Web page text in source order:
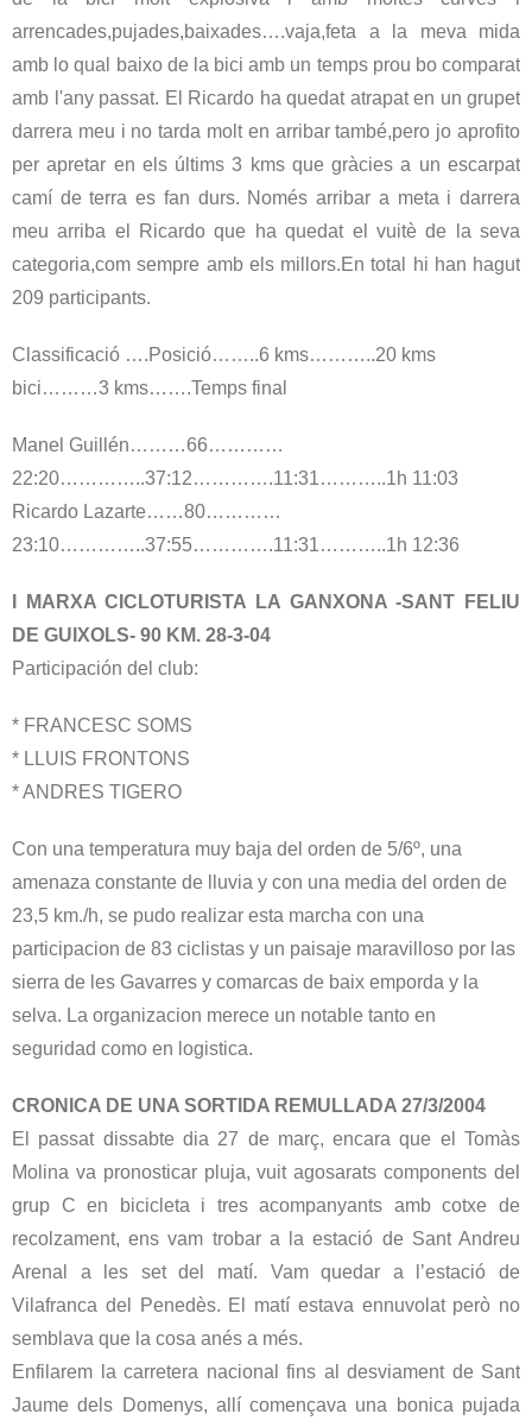
arrencades,pujades,baixades….vaja,feta a la meva mida
amb lo qual baixo de la bici amb un temps prou bo comparat
amb l'any passat. El Ricardo ha quedat atrapat en un grupet
darrera meu i no tarda molt en arribar també,pero jo aprofito
per apretar en els últims 3 kms que gràcies a un escarpat
camí de terra es fan durs. Només arribar a meta i darrera
meu arriba el Ricardo que ha quedat el vuitè de la seva
categoria,com sempre amb els millors.En total hi han hagut
209 participants.
Classificació ….Posició……..6 kms………..20 kms
bici………3 kms…….Temps final
Manel Guillén………66…………
22:20…………..37:12………….11:31………..1h 11:03
Ricardo Lazarte……80…………
23:10…………..37:55………….11:31………..1h 12:36
I MARXA CICLOTURISTA LA GANXONA -SANT FELIU
DE GUIXOLS- 90 KM. 28-3-04
Participación del club:
* FRANCESC SOMS
* LLUIS FRONTONS
* ANDRES TIGERO
Con una temperatura muy baja del orden de 5/6º, una
amenaza constante de lluvia y con una media del orden de
23,5 km./h, se pudo realizar esta marcha con una
participacion de 83 ciclistas y un paisaje maravilloso por las
sierra de les Gavarres y comarcas de baix emporda y la
selva. La organizacion merece un notable tanto en
seguridad como en logistica.
CRONICA DE UNA SORTIDA REMULLADA 27/3/2004
El passat dissabte dia 27 de març, encara que el Tomàs
Molina va pronosticar pluja, vuit agosarats components del
grup C en bicicleta i tres acompanyants amb cotxe de
recolzament, ens vam trobar a la estació de Sant Andreu
Arenal a les set del matí. Vam quedar a l’estació de
Vilafranca del Penedès. El matí estava ennuvolat però no
semblava que la cosa anés a més.
Enfilarem la carretera nacional fins al desviament de Sant
Jaume dels Domenys, allí començava una bonica pujada